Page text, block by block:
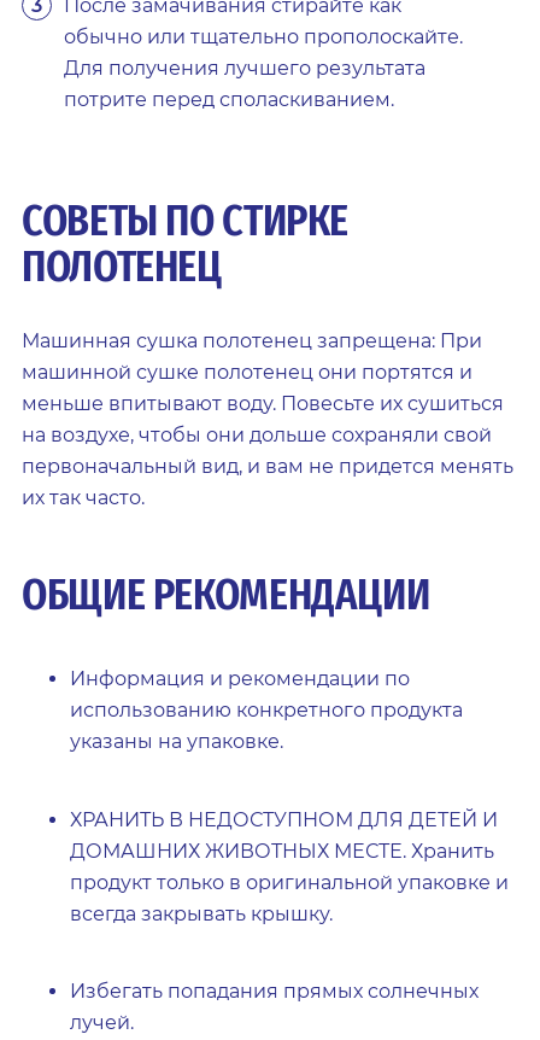
После замачивания стирайте как
обычно или тщательно прополоскайте.
Для получения лучшего результата
потрите перед споласкиванием.
СОВЕТЫ ПО СТИРКЕ
ПОЛОТЕНЕЦ
Машинная сушка полотенец запрещена: При
машинной сушке полотенец они портятся и
меньше впитывают воду. Повесьте их сушиться
на воздухе, чтобы они дольше сохраняли свой
первоначальный вид, и вам не придется менять
их так часто.
ОБЩИЕ РЕКОМЕНДАЦИИ
Информация и рекомендации по
использованию конкретного продукта
указаны на упаковке.
ХРАНИТЬ В НЕДОСТУПНОМ ДЛЯ ДЕТЕЙ И
ДОМАШНИХ ЖИВОТНЫХ МЕСТЕ. Хранить
продукт только в оригинальной упаковке и
всегда закрывать крышку.
Избегать попадания прямых солнечных
лучей.